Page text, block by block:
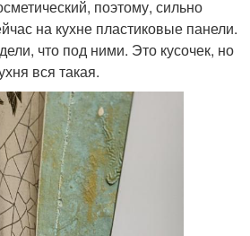
поэтому, сильно
на кухне пластиковые панели.
что под ними. Это кусочек, но
вся такая.